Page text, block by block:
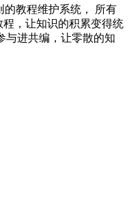
的教程维护系统， 所有
，让知识的积累变得统
与进共编，让零散的知